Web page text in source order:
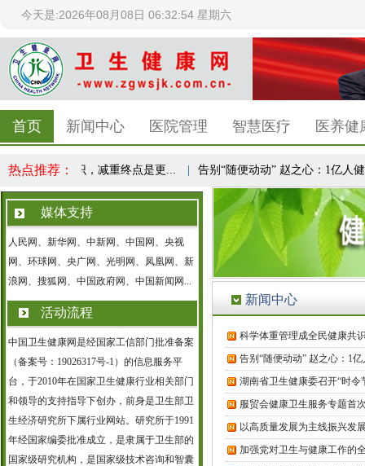
今天是:2026年08月08日 06:32:55 星期六
首页 新闻中心 医院管理 智慧医疗 医养健
热点推荐：
全民健康共识，减重终点是更... 告别“随便动动” 赵之心：1亿人健
媒体支持
人民网、新华网、中新网、中国网、央视
网、环球网、央广网、光明网、凤凰网、新
浪网、搜狐网、中国政府网、中国新闻网...
活动流程
中国卫生健康网是经国家工信部门批准备案
（备案号：19026317号-1）的信息服务平
台，于2010年在国家卫生健康行业相关部门
和领导的支持指导下创办，前身是卫生部卫
生经济研究所下属行业网站。研究所于1991
年经国家编委批准成立，是隶属于卫生部的
国家级研究机构，是国家级技术咨询和智囊
新闻中心
科学体重管理成全民健康共
告别“随便动动” 赵之心：1
湖南省卫生健康委召开“时令
服贸会健康卫生服务专题首
以高质量发展为主线振兴发
加强党对卫生与健康工作的